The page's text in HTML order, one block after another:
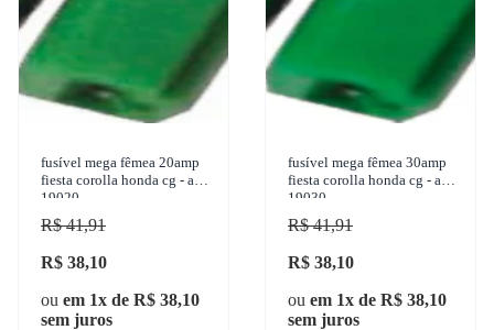
fusível mega fêmea 20amp
fiesta corolla honda cg - ams
19020
R$ 41,91
R$ 38,10
ou em 1x de R$ 38,10
sem juros
fusível mega fêmea 30amp
fiesta corolla honda cg - ams
19030
R$ 41,91
R$ 38,10
ou em 1x de R$ 38,10
sem juros